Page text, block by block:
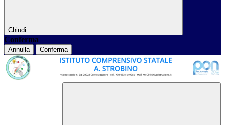
Chiudi
Conferma
Annulla Conferma